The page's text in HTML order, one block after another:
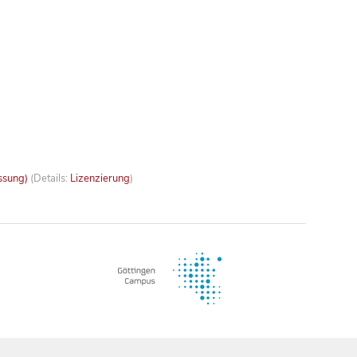
(Details: Lizenzierung)